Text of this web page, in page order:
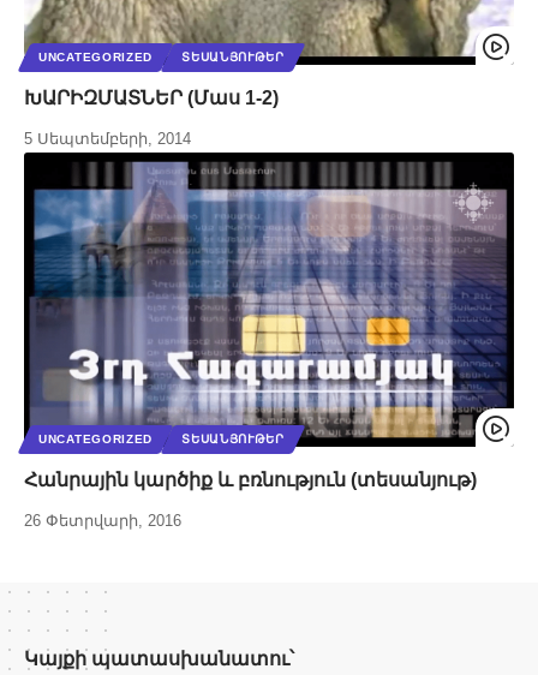
UNCATEGORIZED ՏԵՍԱՆՅՈՒԹԵՐ
ԽԱՐԻԶՄԱՏՆԵՐ (Մաս 1-2)
5 Սեպտեմբերի, 2014
UNCATEGORIZED ՏԵՍԱՆՅՈՒԹԵՐ
Հանրային կարծիք և բռնություն (տեսանյութ)
26 Փետրվարի, 2016
Կայքի պատասխանատու՝